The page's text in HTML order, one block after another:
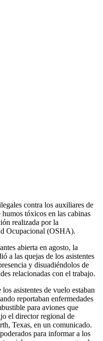
contra los auxiliares de
tóxicos en las cabinas
realizada por la
Ocupacional (OSHA).
abierta en agosto, la
a las quejas de los asistentes
y disuadiéndolos de
relacionadas con el trabajo.
asistentes de vuelo estaban
reportaban enfermedades
para aviones que
el director regional de
Texas, en un comunicado.
para informar a los